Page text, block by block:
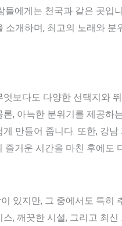
들에게는 천국과 같은 곳입
소개하며, 최고의 노래와
보다도 다양한 선택지와
, 아늑한 분위기를 제공하
만들어 줍니다. 또한, 강
즐거운 시간을 마친 후에도
있지만, 그 중에서도 특히
, 깨끗한 시설, 그리고 최